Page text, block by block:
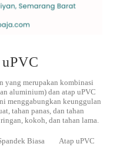
yang merupakan kombinasi
aluminium) dan atap uPVC
menggabungkan keunggulan
tahan panas, dan tahan
kokoh, dan tahan lama.
Biasa Atap uPVC